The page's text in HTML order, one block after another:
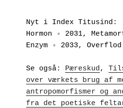
Nyt i Index Titusind:
Hormon ◦ 2031,
Enzym ◦ 2033,
Se også: Pæreskud,
over værkets brug af
antropomorfismer og
fra det poetiske